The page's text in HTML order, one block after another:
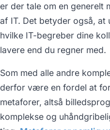
er der tale om en generelt
af IT. Det betyder også, at
hvilke IT-begreber dine
lavere end du regner med.
Som med alle andre
derfor være en fordel at
metaforer, altså
komplekse og